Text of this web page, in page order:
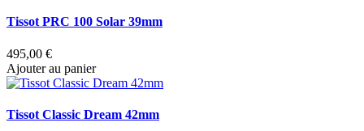
Tissot PRC 100 Solar 39mm
495,00 €
Ajouter au panier
Tissot Classic Dream 42mm